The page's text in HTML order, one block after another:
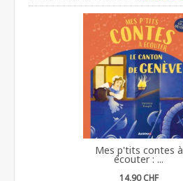
Mes p'tits contes à
écouter : ...
14,90 CHF